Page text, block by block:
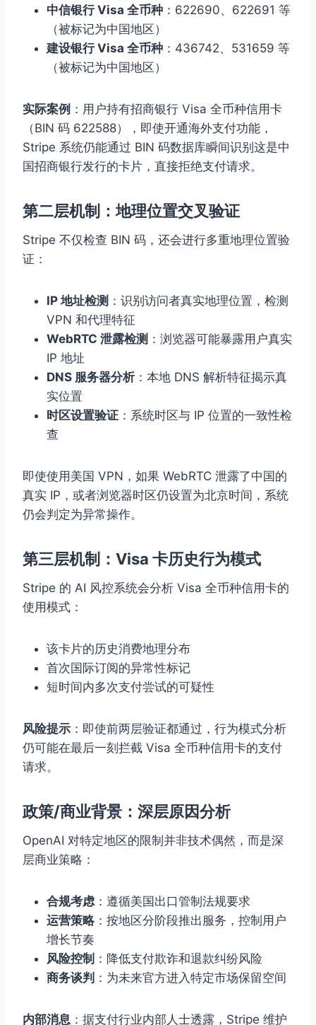
中信银行 Visa 全币种 ：622690、622691 等
（被标记为中国地区）
建设银行 Visa 全币种 ：436742、531659 等
（被标记为中国地区）
实际案例 ：用户持有招商银行 Visa 全币种信用卡
（BIN 码 622588），即使开通海外支付功能，
Stripe 系统仍能通过 BIN 码数据库瞬间识别这是中
国招商银行发行的卡片，直接拒绝支付请求。
第二层机制：地理位置交叉验证
Stripe 不仅检查 BIN 码，还会进行多重地理位置验
证：
IP 地址检测 ：识别访问者真实地理位置，检测
VPN 和代理特征
WebRTC 泄露检测 ：浏览器可能暴露用户真实
IP 地址
DNS 服务器分析：本地 DNS 解析特征揭示真
实位置
时区设置验证 ：系统时区与 IP 位置的一致性检
查
即使使用美国 VPN，如果 WebRTC 泄露了中国的
真实 IP，或者浏览器时区仍设置为北京时间，系统
仍会判定为异常操作。
第三层机制：Visa 卡历史行为模式
Stripe 的 AI 风控系统会分析 Visa 全币种信用卡的
使用模式：
该卡片的历史消费地理分布
首次国际订阅的异常性标记
短时间内多次支付尝试的可疑性
风险提示 ：即使前两层验证都通过，行为模式分析
仍可能在最后一刻拦截 Visa 全币种信用卡的支付
请求。
政策/商业背景：深层原因分析
OpenAI 对特定地区的限制并非技术偶然，而是深
层商业策略：
合规考虑：遵循美国出口管制法规要求
运营策略 ：按地区分阶段推出服务，控制用户
增长节奏
风险控制 ：降低支付欺诈和退款纠纷风险
商务谈判 ：为未来官方进入特定市场保留空间
内部消息 ：据支付行业内部人士透露，Stripe 维护